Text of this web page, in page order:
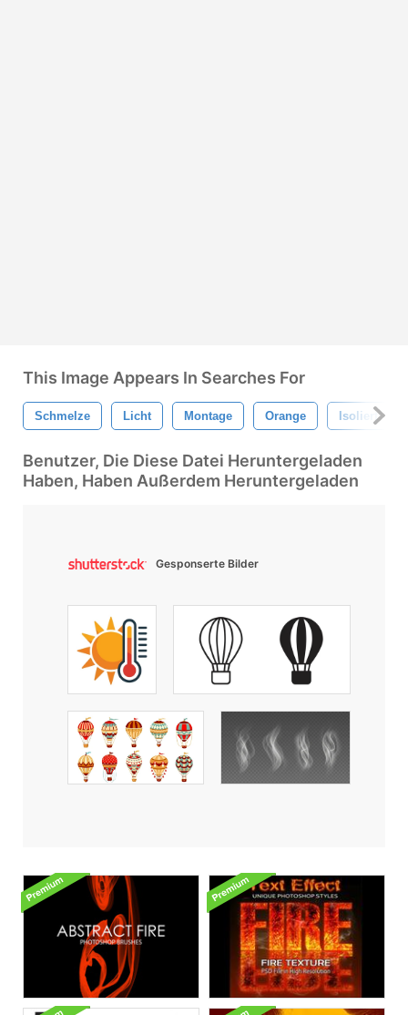
This Image Appears In Searches For
Schmelze Licht Montage Orange Isoliert
Benutzer, Die Diese Datei Heruntergeladen
Haben, Haben Außerdem Heruntergeladen
Gesponserte Bilder